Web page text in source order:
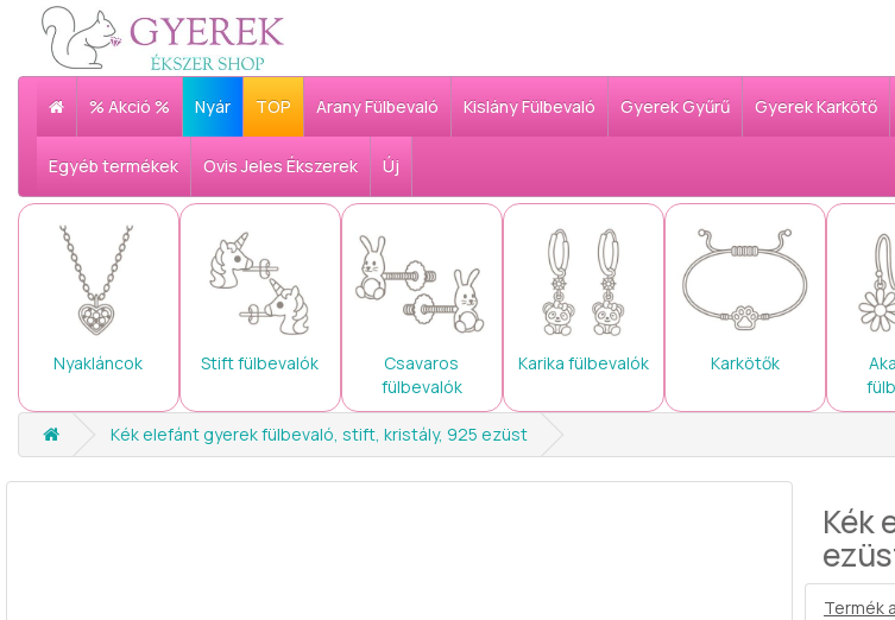
% Akció % Nyár TOP Arany Fülbevaló Kislány Fülbevaló Gyerek Gyűrű Gyerek Karkötő
Egyéb termékek Ovis Jeles Ékszerek Új
Nyakláncok Stift fülbevalók
Csavaros
fülbevalók
Karika fülbevalók Karkötők
Kék elefánt gyerek fülbevaló, stift, kristály, 925 ezüst
Kék
Termék